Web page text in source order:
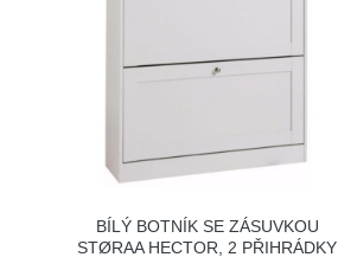
BÍLÝ BOTNÍK SE ZÁSUVKOU
STØRAA HECTOR, 2 PŘIHRÁDKY